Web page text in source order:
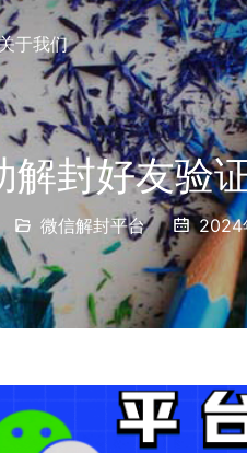
于我们
解封好友验
微信解封平台 2024